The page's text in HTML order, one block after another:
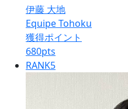
伊藤 大地
Equipe Tohoku
獲得ポイント
680pts
RANK5